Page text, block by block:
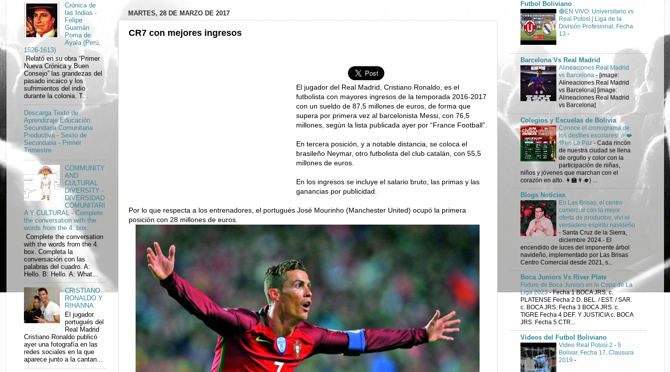
MARTES, 28 DE MARZO DE 2017
CR7 con mejores ingresos
El jugador del Real Madrid, Cristiano Ronaldo, es el
futbolista con mayores ingresos de la temporada 2016-2017
con un sueldo de 87,5 millones de euros, de forma que
supera por primera vez al barcelonista Messi, con 76,5
millones, según la lista publicada ayer por “France Football”.
En tercera posición, y a notable distancia, se coloca el
brasileño Neymar, otro futbolista del club catalán, con 55,5
millones de euros.
En los ingresos se incluye el salario bruto, las primas y las
ganancias por publicidad.
Por lo que respecta a los entrenadores, el portugués José Mourinho (Manchester United) ocupó la primera
posición con 28 millones de euros.
Crónica de
las Indias -
Felipe
Guamán
Poma de
Ayala (Perú,
1526-1613)
Relató en su obra “Primer
Nueva Crónica y Buen
Consejo” las grandezas del
pasado incaico y los
sufrimientos del indio
durante la colonia. T...
Descarga Texto de
Aprendizaje Educación
Secundaria Comunitaria
Productiva - Sexto de
Secundaria - Primer
Trimestre
COMMUNITY
AND
CULTURAL
DIVERSITY -
DIVERSIDAD
COMUNITARI
A Y CULTURAL - Complete
the conversation with the
words from the 4. box.
Complete the conversation
with the words from the 4.
box. Completa la
conversación con las
palabras del cuadro. A:
Hello. B: Hello. A: What...
CRISTIANO
RONALDO Y
RIHANNA
El jugador
portugués del
Real Madrid
Cristiano Ronaldo publicó
ayer una fotografía en las
redes sociales en la que
aparece junto a la cantan...
Futbol Boliviano
🔴EN VIVO: Universitario vs
Real Potosí | Liga de la
División Profesional, Fecha
13 -
Barcelona Vs Real Madrid
Alineaciones Real Madrid
vs Barcelona - [image:
Alineaciones Real Madrid
vs Barcelona] [image:
Alineaciones Real Madrid
vs Barcelona]
Colegios y Escuelas de Bolivia
Conoce el cronograma de
los desfiles escolares! 🎉❤️
💚en La Paz - Cada rincón
de nuestra ciudad se llena
de orgullo y color con la
participación de niñas,
niños y jóvenes que marchan con el
corazón en alto. 👩‍🏫👨‍🎓} ...
Blogs Noticias
En Las Brisas, el centro
comercial con la mejor
oferta de productos, viví el
verdadero espíritu navideño
- Santa Cruz de la Sierra,
diciembre 2024.- El
encendido de luces del imponente árbol
navideño, implementado por Las Brisas
Centro Comercial desde 2021, s...
Boca Juniors Vs River Plate
Fixture de Boca Juniors en la Copa de La
Liga 2023-Fecha 1 BOCA JRS. c.
PLATENSE Fecha 2 D. BEL. / EST. / SAR.
c. BOCA JRS. Fecha 3 BOCA JRS. c.
TIGRE Fecha 4 DEF. Y JUSTICIA c. BOCA
JRS. Fecha 5 CTR...
Videos del Futbol Boliviano
Video Real Potosi 2 - 5
Bolivar, Fecha 17, Clausura
2019 -